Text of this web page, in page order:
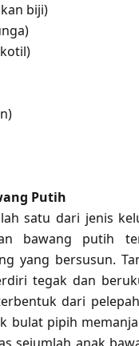
biji)
Putih
satu dari jenis
bawang putih
yang bersusun.
tegak dan
dari
bulat pipih